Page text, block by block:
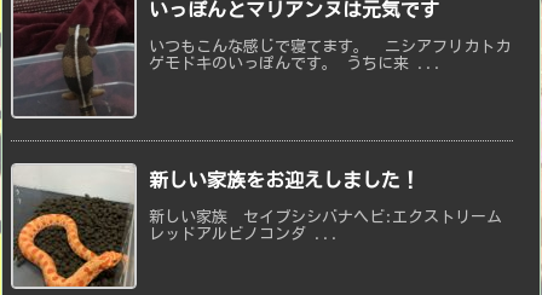
いっぽんとマリアンヌは元気です
いつもこんな感じで寝てます。 ニシアフリカトカ
ゲモドキのいっぽんです。 うちに来 ...
新しい家族をお迎えしました！
新しい家族 セイブシシバナヘビ:エクストリーム
レッドアルビノコンダ ...